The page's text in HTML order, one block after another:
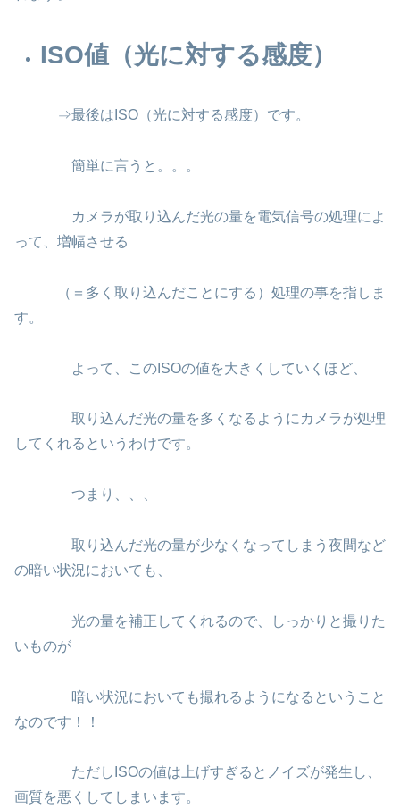
ISO値 （光に対する感度）
⇒最後はISO（光に対する感度）です。
簡単に言うと。。。
カメラが取り込んだ光の量を電気信号の処理によ
って、増幅させる
（＝多く取り込んだことにする）処理の事を指しま
す。
よって、このISOの値を大きくしていくほど、
取り込んだ光の量を多くなるようにカメラが処理
してくれるというわけです。
つまり、、、
取り込んだ光の量が少なくなってしまう夜間など
の暗い状況においても、
光の量を補正してくれるので、しっかりと撮りた
いものが
暗い状況においても撮れるようになるということ
なのです！！
ただしISOの値は上げすぎるとノイズが発生し、
画質を悪くしてしまいます。